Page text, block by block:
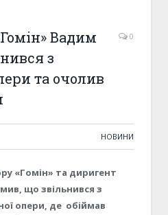
Вадим
з
та очолив
0
НОВИНИ
«Гомін» та диригент
що звільнився з
опери, де обіймав